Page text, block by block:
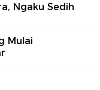
Ngaku Sedih
Mulai